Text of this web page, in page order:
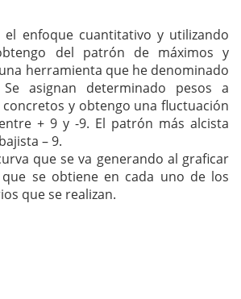
el enfoque cuantitativo y utilizando
del patrón de máximos y
herramienta que he denominado
Se asignan determinado pesos a
y obtengo una fluctuación
+ 9 y -9. El patrón más alcista
– 9.
que se va generando al graficar
se obtiene en cada uno de los
que se realizan.